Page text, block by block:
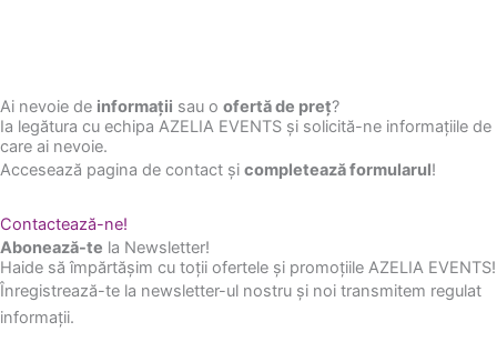
Ai nevoie de informații sau o ofertă de preț?
Ia legătura cu echipa AZELIA EVENTS și solicită-ne informațiile de
care ai nevoie.
Accesează pagina de contact și completează formularul!
Contactează-ne!
Abonează-te la Newsletter!
Haide să împărtășim cu toții ofertele și promoțiile AZELIA EVENTS!
Înregistrează-te la newsletter-ul nostru și noi transmitem regulat
informații.